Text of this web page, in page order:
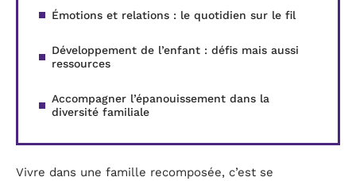
Émotions et relations : le quotidien sur le fil
Développement de l’enfant : défis mais aussi
ressources
Accompagner l’épanouissement dans la
diversité familiale
Vivre dans une famille recomposée, c’est se